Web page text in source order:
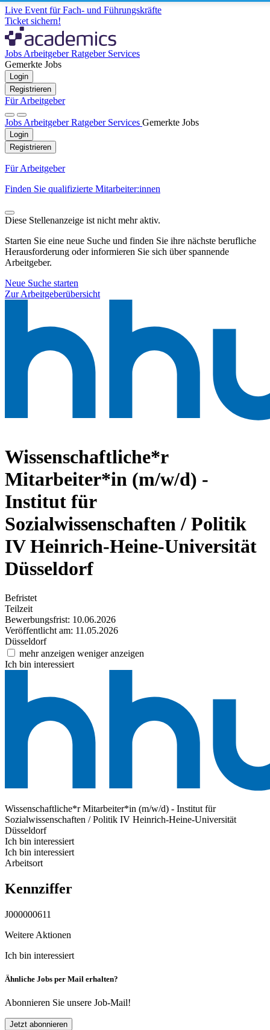
Live Event für Fach- und Führungskräfte
Ticket sichern!
Jobs ArbeitgeberRatgeber Services
Gemerkte Jobs
Login
Registrieren
Für Arbeitgeber
Jobs ArbeitgeberRatgeber Services Gemerkte Jobs
Login
Registrieren
Für Arbeitgeber
Finden Sie qualifizierte Mitarbeiter:innen
Diese Stellenanzeige ist nicht mehr aktiv.
Starten Sie eine neue Suche und finden Sie ihre nächste berufliche
Herausforderung oder informieren Sie sich über spannende
Arbeitgeber.
Neue Suche starten
Zur Arbeitgeberübersicht
Wissenschaftliche*r
Mitarbeiter*in (m/w/d) -
Institut für
Sozialwissenschaften / Politik
IVHeinrich-Heine-Universität
Düsseldorf
Befristet
Teilzeit
Bewerbungsfrist: 10.06.2026
Veröffentlicht am: 11.05.2026
Düsseldorf
mehr anzeigen weniger anzeigen
Ich bin interessiert
Wissenschaftliche*r Mitarbeiter*in (m/w/d) - Institut für
Sozialwissenschaften / Politik IV Heinrich-Heine-Universität
Düsseldorf
Ich bin interessiert
Ich bin interessiert
Arbeitsort
Kennziffer
J000000611
Weitere Aktionen
Ich bin interessiert
Ähnliche Jobs per Mail erhalten?
Abonnieren Sie unsere Job-Mail!
Jetzt abonnieren